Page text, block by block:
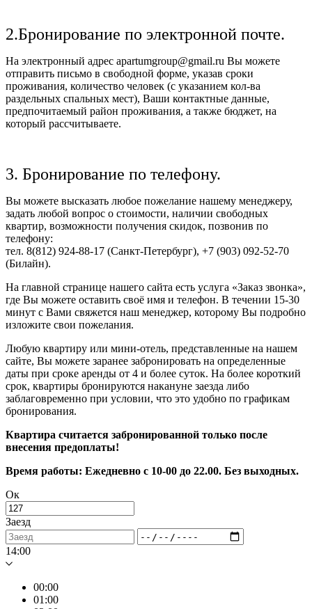
2.Бронирование по электронной почте.
На электронный адрес apartumgroup@gmail.ru Вы можете
отправить письмо в свободной форме, указав сроки
проживания, количество человек (с указанием кол-ва
раздельных спальных мест), Ваши контактные данные,
предпочитаемый район проживания, а также бюджет, на
который рассчитываете.
3. Бронирование по телефону.
Вы можете высказать любое пожелание нашему менеджеру,
задать любой вопрос о стоимости, наличии свободных
квартир, возможности получения скидок, позвонив по
телефону:
тел. 8(812) 924-88-17 (Санкт-Петербург), +7 (903) 092-52-70
(Билайн).
На главной странице нашего сайта есть услуга «Заказ звонка»,
где Вы можете оставить своё имя и телефон. В течении 15-30
минут с Вами свяжется наш менеджер, которому Вы подробно
изложите свои пожелания.
Любую квартиру или мини-отель, представленные на нашем
сайте, Вы можете заранее забронировать на определенные
даты при сроке аренды от 4 и более суток. На более короткий
срок, квартиры бронируются накануне заезда либо
заблаговременно при условии, что это удобно по графикам
бронирования.
Квартира считается забронированной только после
внесения предоплаты!
Время работы: Ежедневно с 10-00 до 22.00. Без выходных.
Ок
Заезд
14:00
00:00
01:00